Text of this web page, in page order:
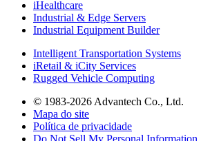
iHealthcare
Industrial & Edge Servers
Industrial Equipment Builder
Intelligent Transportation Systems
iRetail & iCity Services
Rugged Vehicle Computing
© 1983-2026 Advantech Co., Ltd.
Mapa do site
Política de privacidade